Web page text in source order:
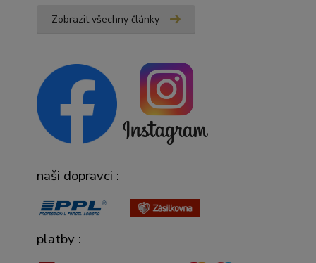
Zobrazit všechny články
naši dopravci :
platby :